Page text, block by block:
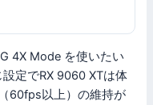
4X Mode を使いたい
定でRX 9060 XTは体
60fps以上）の維持が